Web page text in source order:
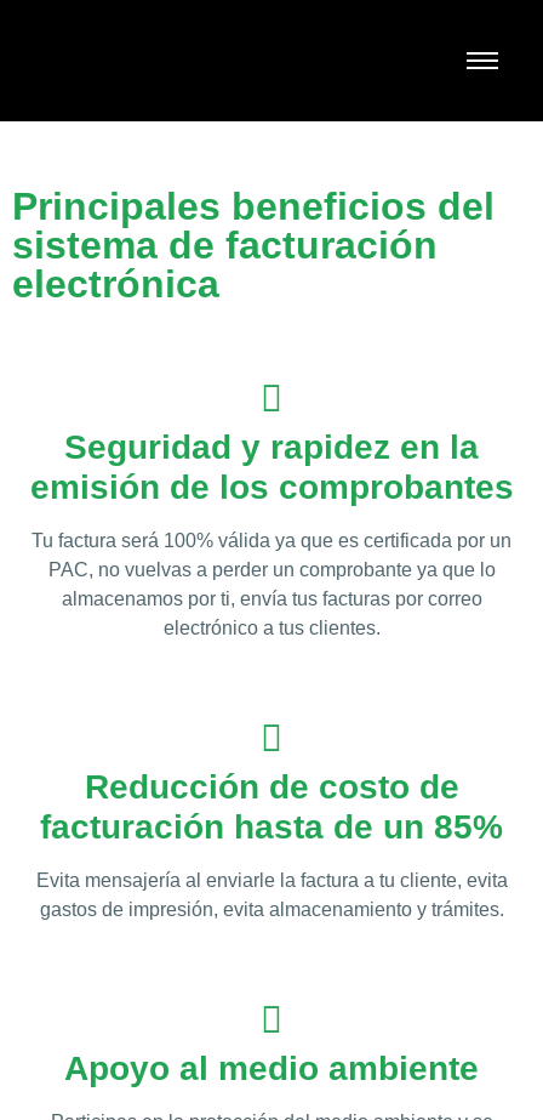
Principales beneficios del
sistema de facturación
electrónica
Seguridad y rapidez en la
emisión de los comprobantes
Tu factura será 100% válida ya que es certificada por un
PAC, no vuelvas a perder un comprobante ya que lo
almacenamos por ti, envía tus facturas por correo
electrónico a tus clientes.
Reducción de costo de
facturación hasta de un 85%
Evita mensajería al enviarle la factura a tu cliente, evita
gastos de impresión, evita almacenamiento y trámites.
Apoyo al medio ambiente